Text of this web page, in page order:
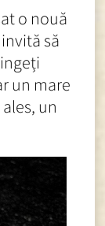
o nouă
să
un mare
un